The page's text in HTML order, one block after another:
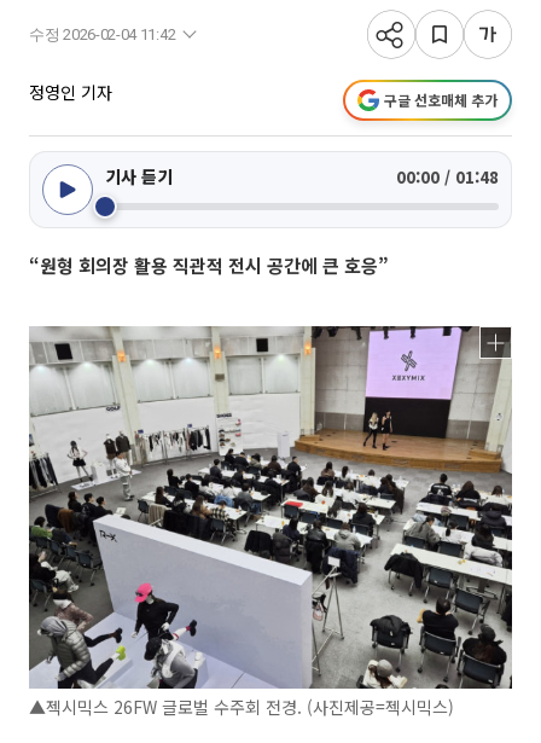
수정 2026-02-04 11:42
정영인 기자 구글 선호매체 추가
기사 듣기 00:00 / 01:48
“원형 회의장 활용 직관적 전시 공간에 큰 호응”
▲젝시믹스 26FW 글로벌 수주회 전경. (사진제공=젝시믹스)